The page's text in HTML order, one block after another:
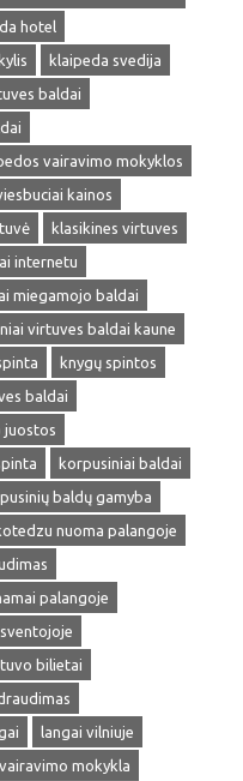
hotel
klaipeda svedija
baldai
vairavimo mokyklos
kainos
klasikines virtuves
internetu
miegamojo baldai
virtuves baldai kaune
knygų spintos
baldai
juostos
korpusiniai baldai
baldų gamyba
nuoma palangoje
palangoje
bilietai
langai vilniuje
mokykla